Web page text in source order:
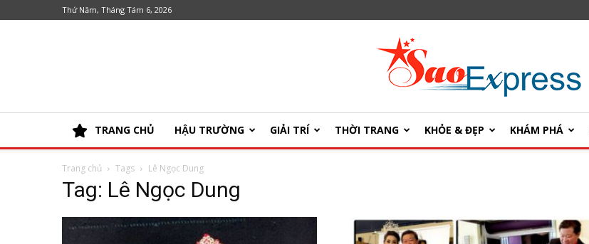
Thứ Năm, Tháng Tám 6, 2026
SaoExpress
TRANG CHỦ HẬU TRƯỜNG GIẢI TRÍ THỜI TRANG KHỎE & ĐẸP KHÁM PHÁ
Trang chủ Tags Lê Ngọc Dung
Tag: Lê Ngọc Dung